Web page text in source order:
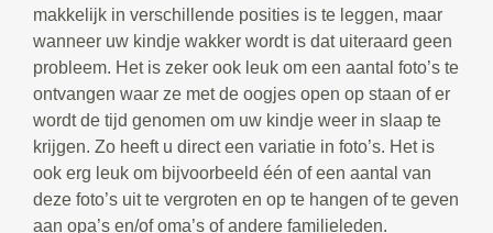
makkelijk in verschillende posities is te leggen, maar
wanneer uw kindje wakker wordt is dat uiteraard geen
probleem. Het is zeker ook leuk om een aantal foto’s te
ontvangen waar ze met de oogjes open op staan of er
wordt de tijd genomen om uw kindje weer in slaap te
krijgen. Zo heeft u direct een variatie in foto’s. Het is
ook erg leuk om bijvoorbeeld één of een aantal van
deze foto’s uit te vergroten en op te hangen of te geven
aan opa’s en/of oma’s of andere familieleden.